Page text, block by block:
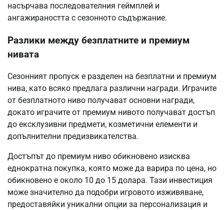
насърчава последователния геймплей и
ангажираността с сезонното съдържание.
Разлики между безплатните и премиум
нивата
Сезонният пропуск е разделен на безплатни и премиум
нива, като всяко предлага различни награди. Играчите
от безплатното ниво получават основни награди,
докато играчите от премиум нивото получават достъп
до ексклузивни предмети, козметични елементи и
допълнителни предизвикателства.
Достъпът до премиум ниво обикновено изисква
еднократна покупка, която може да варира по цена, но
обикновено е около 10 до 15 долара. Тази инвестиция
може значително да подобри игровото изживяване,
предоставяйки уникални опции за персонализация и